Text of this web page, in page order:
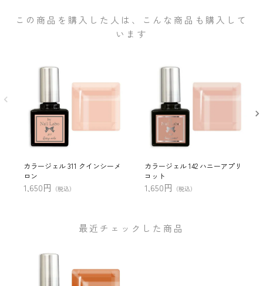
この商品を購入した人は、こんな商品も購入して
います
カラージェル 311 クインシーメ
ロン
1,650円 （税込）
カラージェル 142 ハニーアプリ
コット
1,650円 （税込）
最近チェックした商品